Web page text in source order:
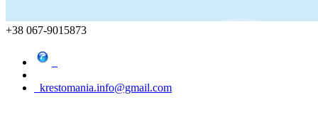
+38 067-9015873
krestomania.info@gmail.com